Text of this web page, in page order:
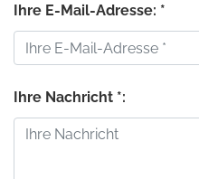
Ihre E-Mail-Adresse: *
Ihre Nachricht *: